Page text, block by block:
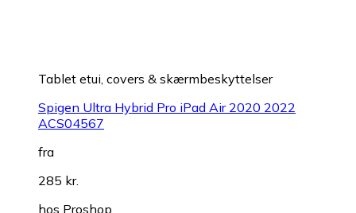
Tablet etui, covers & skærmbeskyttelser
Spigen Ultra Hybrid Pro iPad Air 2020 2022
ACS04567
fra
285 kr.
hos Proshop